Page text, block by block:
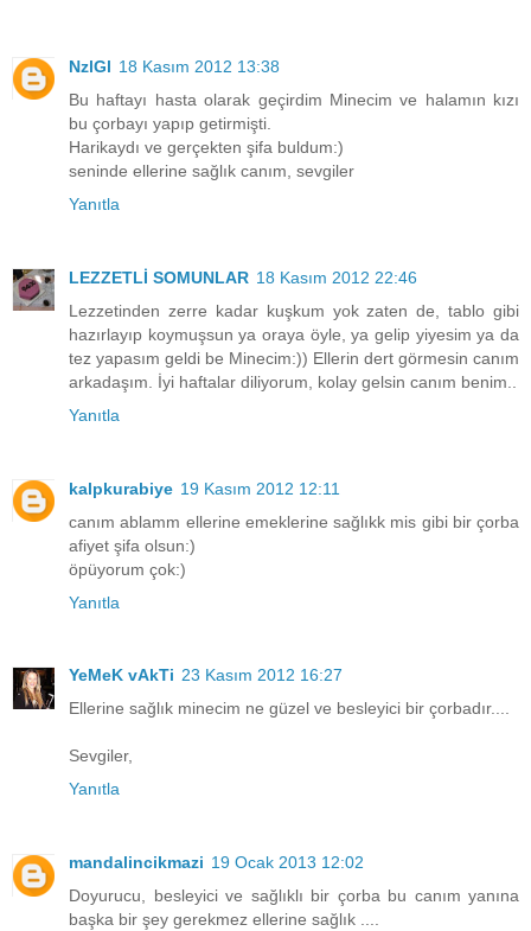
NzlGl 18 Kasım 2012 13:38
Bu haftayı hasta olarak geçirdim Minecim ve halamın kızı
bu çorbayı yapıp getirmişti.
Harikaydı ve gerçekten şifa buldum:)
seninde ellerine sağlık canım, sevgiler
Yanıtla
LEZZETLİ SOMUNLAR 18 Kasım 2012 22:46
Lezzetinden zerre kadar kuşkum yok zaten de, tablo gibi
hazırlayıp koymuşsun ya oraya öyle, ya gelip yiyesim ya da
tez yapasım geldi be Minecim:)) Ellerin dert görmesin canım
arkadaşım. İyi haftalar diliyorum, kolay gelsin canım benim..
Yanıtla
kalpkurabiye 19 Kasım 2012 12:11
canım ablamm ellerine emeklerine sağlıkk mis gibi bir çorba
afiyet şifa olsun:)
öpüyorum çok:)
Yanıtla
YeMeK vAkTi 23 Kasım 2012 16:27
Ellerine sağlık minecim ne güzel ve besleyici bir çorbadır....
Sevgiler,
Yanıtla
mandalincikmazi 19 Ocak 2013 12:02
Doyurucu, besleyici ve sağlıklı bir çorba bu canım yanına
başka bir şey gerekmez ellerine sağlık ....